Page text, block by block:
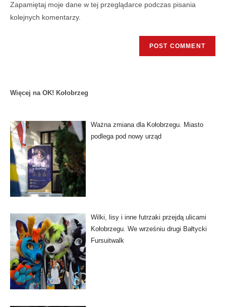
Zapamiętaj moje dane w tej przeglądarce podczas pisania
kolejnych komentarzy.
Więcej na OK! Kołobrzeg
Ważna zmiana dla Kołobrzegu. Miasto
podlega pod nowy urząd
Wilki, lisy i inne futrzaki przejdą ulicami
Kołobrzegu. We wrześniu drugi Bałtycki
Fursuitwalk